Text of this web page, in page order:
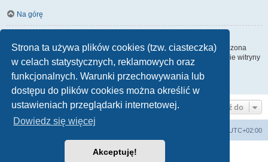
Strona ta używa plików cookies (tzw. ciasteczka)
w celach statystycznych, reklamowych oraz
funkcjonalnych. Warunki przechowywania lub
dostępu do plików cookies można określić w
ustawieniach przeglądarki internetowej.
Dowiedz się więcej
Akceptuję!
Na górę
Wszyscy użytkownicy witryny mogą używać – jeśli funkcja ta jest włączona
przez administratora witryny – formularza „Kontakt z nami”. Członkowie witryny
mogą także używać odnośnika „Zespół administracyjny”.
Na górę
Przejdź do
UTC+02:00
Technologię dostarczaphpBB® Forum Software © phpBB Limited